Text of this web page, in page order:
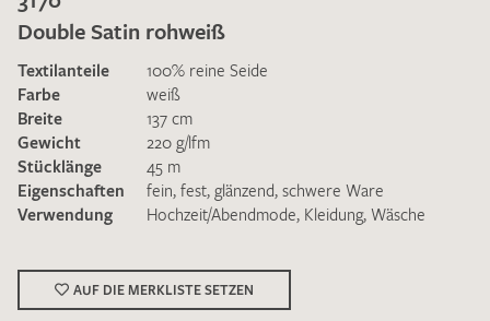
Ich bin damit einverstanden, dass meine angegebenen Daten
zur Beantwortung meiner Musteranfrage genutzt werden.
DieDatenschutzbestimmungenhabe ich zur Kenntnis
genommen und akzeptiere diese.
Double Satin rohweiß
Textilanteile
100% reine Seide
Farbe
weiß
Breite
137 cm
Gewicht
220 g/lfm
Stücklänge
45 m
Eigenschaften
fein, fest, glänzend, schwere Ware
Verwendung
Hochzeit/Abendmode, Kleidung, Wäsche
AUF DIE MERKLISTE SETZEN